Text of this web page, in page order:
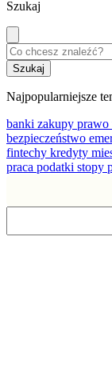
Szukaj
Najpopularniejsze
banki zakupy prawo
bezpieczeństwo
fintechy kredyty
praca podatki stopy